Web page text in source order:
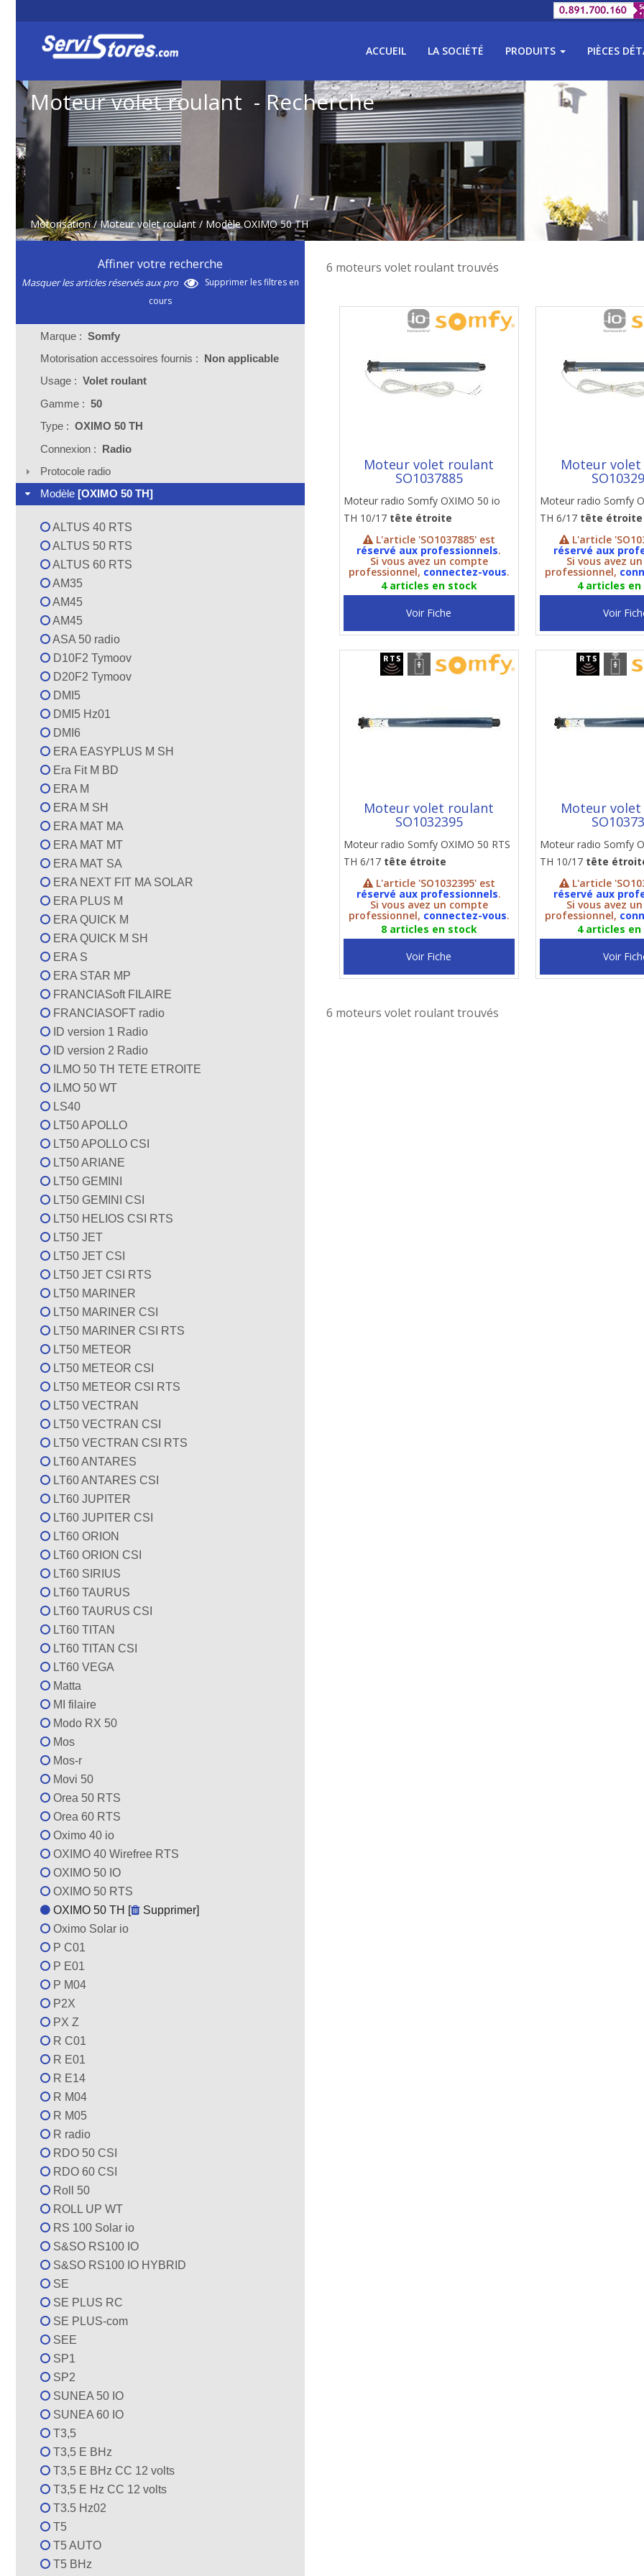
ACCUEIL LA SOCIÉTÉ PRODUITS PIÈCES
Moteur volet roulant - Recherche
Motorisation /Moteur volet roulant / Modèle OXIMO 50 TH
Affiner votre recherche
Masquer les articles réservés aux pro
Supprimer les filtres en
cours
Marque : Somfy
Motorisation accessoires fournis : Non applicable
Usage : Volet roulant
Gamme : 50
Type : OXIMO 50 TH
Connexion : Radio
Protocole radio
Modèle [OXIMO 50 TH]
ALTUS 40 RTS
ALTUS 50 RTS
ALTUS 60 RTS
AM35
AM45
AM45
ASA 50 radio
D10F2 Tymoov
D20F2 Tymoov
DMI5
DMI5 Hz01
DMI6
ERA EASYPLUS M SH
Era Fit M BD
ERA M
ERA M SH
ERA MAT MA
ERA MAT MT
ERA MAT SA
ERA NEXT FIT MA SOLAR
ERA PLUS M
ERA QUICK M
ERA QUICK M SH
ERA S
ERA STAR MP
FRANCIASoft FILAIRE
FRANCIASOFT radio
ID version 1 Radio
ID version 2 Radio
ILMO 50 TH TETE ETROITE
ILMO 50 WT
LS40
LT50 APOLLO
LT50 APOLLO CSI
LT50 ARIANE
LT50 GEMINI
LT50 GEMINI CSI
LT50 HELIOS CSI RTS
LT50 JET
LT50 JET CSI
LT50 JET CSI RTS
LT50 MARINER
LT50 MARINER CSI
LT50 MARINER CSI RTS
LT50 METEOR
LT50 METEOR CSI
LT50 METEOR CSI RTS
LT50 VECTRAN
LT50 VECTRAN CSI
LT50 VECTRAN CSI RTS
LT60 ANTARES
LT60 ANTARES CSI
LT60 JUPITER
LT60 JUPITER CSI
LT60 ORION
LT60 ORION CSI
LT60 SIRIUS
LT60 TAURUS
LT60 TAURUS CSI
LT60 TITAN
LT60 TITAN CSI
LT60 VEGA
Matta
MI filaire
Modo RX 50
Mos
Mos-r
Movi 50
Orea 50 RTS
Orea 60 RTS
Oximo 40 io
OXIMO 40 Wirefree RTS
OXIMO 50 IO
OXIMO 50 RTS
OXIMO 50 TH [
Supprimer]
Oximo Solar io
P C01
P E01
P M04
P2X
PX Z
R C01
R E01
R E14
R M04
R M05
R radio
RDO 50 CSI
RDO 60 CSI
Roll 50
ROLL UP WT
RS 100 Solar io
S&SO RS100 IO
S&SO RS100 IO HYBRID
SE
SE PLUS RC
SE PLUS-com
SEE
SP1
SP2
SUNEA 50 IO
SUNEA 60 IO
T3,5
T3,5 E BHz
T3,5 E BHz CC 12 volts
T3,5 E Hz CC 12 volts
T3.5 Hz02
T5
T5 AUTO
T5 BHz
6 moteurs volet roulant trouvés
Moteur volet roulant
SO1037885
Moteur radio Somfy OXIMO 50 io
TH 10/17 tête étroite
L'article 'SO1037885' est
réservé aux professionnels.
Si vous avez un compte
professionnel, connectez-vous.
4 articles en stock
Voir Fiche
Moteur
Moteur radio Somfy
TH 6/17 tête étroite
L'article
réservé aux
Si vous avez
professionnel,
4 articles
Voir
Moteur volet roulant
SO1032395
Moteur radio Somfy OXIMO 50 RTS
TH 6/17 tête étroite
L'article 'SO1032395' est
réservé aux professionnels.
Si vous avez un compte
professionnel, connectez-vous.
8 articles en stock
Voir Fiche
Moteur
Moteur radio Somfy
TH 10/17 tête
L'article
réservé aux
Si vous avez
professionnel,
4 articles
Voir
6 moteurs volet roulant trouvés